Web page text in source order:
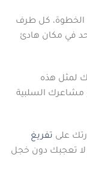
الخطوة، كل طرف
في مكان هادئ
لمثل هذه
مشاعرك السلبية
على تفريغ
لا تعجبك دون خجل